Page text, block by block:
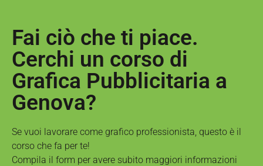
Fai ciò che ti piace.
Cerchi un corso di
Grafica Pubblicitaria a
Genova?
Se vuoi lavorare come grafico professionista, questo è il
corso che fa per te!
Compila il form per avere subito maggiori informazioni